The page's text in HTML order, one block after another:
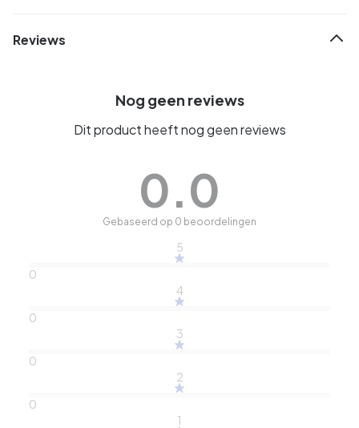
Reviews
Nog geen reviews
Dit product heeft nog geen reviews
0.0
Gebaseerd op 0 beoordelingen
5
0
4
0
3
0
2
0
1